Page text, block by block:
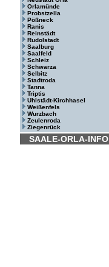
Orlamünde
Probstzella
Pößneck
Ranis
Reinstädt
Rudolstadt
Saalburg
Saalfeld
Schleiz
Schwarza
Selbitz
Stadtroda
Tanna
Triptis
Uhlstädt-Kirchhasel
Weißenfels
Wurzbach
Zeulenroda
Ziegenrück
SAALE-ORLA-INFO